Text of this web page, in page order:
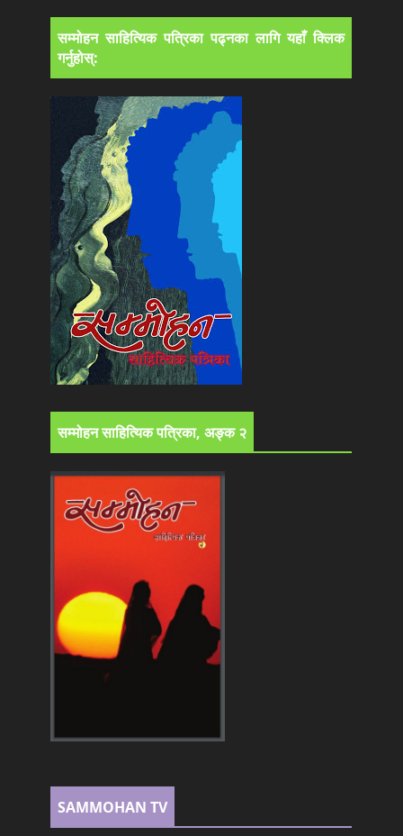
सम्मोहन साहित्यिक पत्रिका पढ्नका लागि यहाँ क्लिक
गर्नुहोस्:
सम्मोहन साहित्यिक पत्रिका, अङ्क २
SAMMOHAN TV